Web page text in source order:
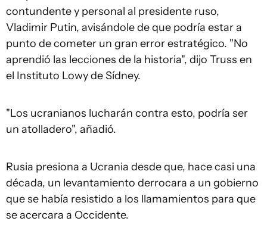
contundente y personal al presidente ruso,
Vladimir Putin, avisándole de que podría estar a
punto de cometer un gran error estratégico. "No
aprendió las lecciones de la historia", dijo Truss en
el Instituto Lowy de Sídney.
"Los ucranianos lucharán contra esto, podría ser
un atolladero", añadió.
Rusia presiona a Ucrania desde que, hace casi una
década, un levantamiento derrocara a un gobierno
que se había resistido a los llamamientos para que
se acercara a Occidente.